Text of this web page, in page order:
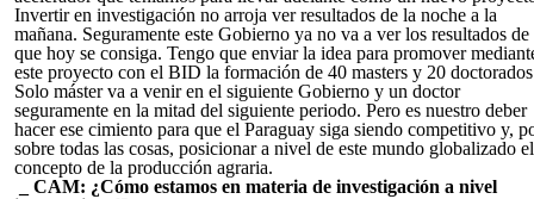
Invertir en investigación no arroja ver resultados de la noche a la
mañana. Seguramente este Gobierno ya no va a ver los resultados
que hoy se consiga. Tengo que enviar la idea para promover
este proyecto con el BID la formación de 40 masters y 20
Solo máster va a venir en el siguiente Gobierno y un doctor
seguramente en la mitad del siguiente periodo. Pero es nuestro deber
hacer ese cimiento para que el Paraguay siga siendo competitivo y,
sobre todas las cosas, posicionar a nivel de este mundo globalizado el
concepto de la producción agraria.
_ CAM: ¿Cómo estamos en materia de investigación a nivel